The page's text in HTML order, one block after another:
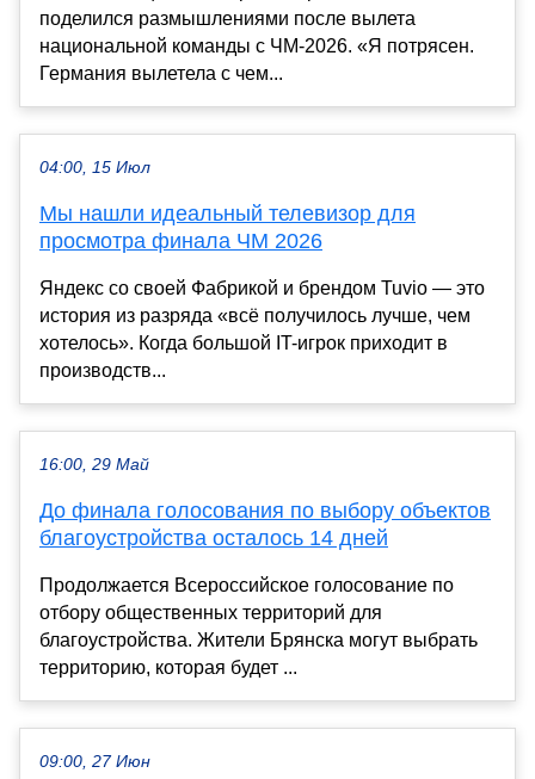
поделился размышлениями после вылета
национальной команды с ЧМ-2026. «Я потрясен.
Германия вылетела с чем...
04:00, 15 Июл
Мы нашли идеальный телевизор для
просмотра финала ЧМ 2026
Яндекс со своей Фабрикой и брендом Tuvio — это
история из разряда «всё получилось лучше, чем
хотелось». Когда большой IT-игрок приходит в
производств...
16:00, 29 Май
До финала голосования по выбору объектов
благоустройства осталось 14 дней
Продолжается Всероссийское голосование по
отбору общественных территорий для
благоустройства. Жители Брянска могут выбрать
территорию, которая будет ...
09:00, 27 Июн